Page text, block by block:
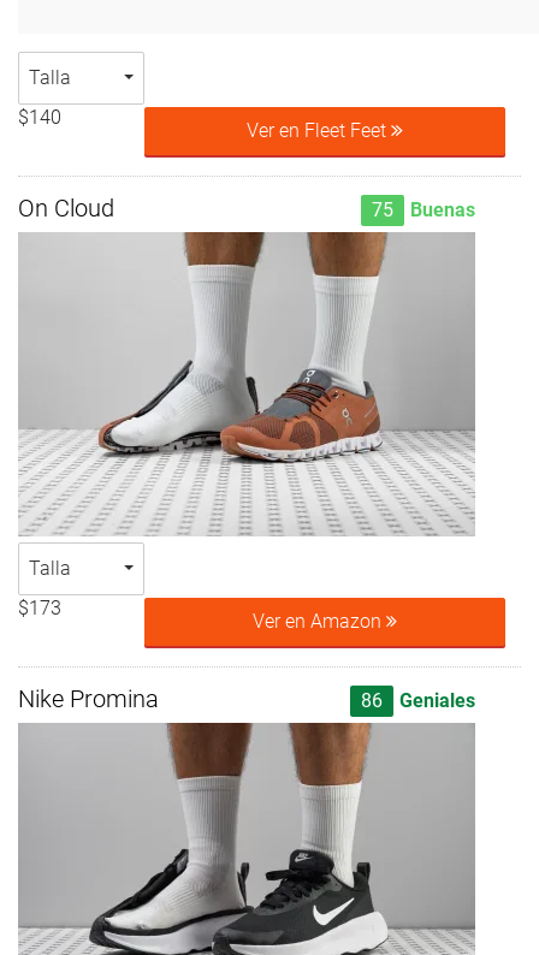
Talla
$140
Ver en Fleet Feet
On Cloud 75 Buenas
Talla
$173
Ver en Amazon
Nike Promina 86 Geniales